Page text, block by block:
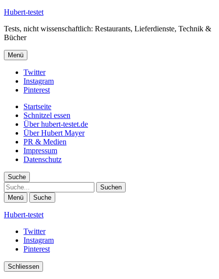
Hubert-testet
Tests, nicht wissenschaftlich: Restaurants, Lieferdienste, Technik &
Bücher
Menü
Twitter
Instagram
Pinterest
Startseite
Schnitzel essen
Über hubert-testet.de
Über Hubert Mayer
PR & Medien
Impressum
Datenschutz
Suche
Suche
Menü Suche
Hubert-testet
Twitter
Instagram
Pinterest
Schliessen